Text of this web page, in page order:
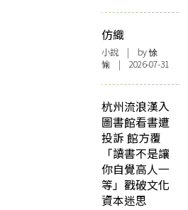
仿織
小說 | by 悇
愉 | 2026-07-31
杭州流浪漢入
圖書館看書遭
投訴 館方覆
「讀書不是讓
你自覺高人一
等」戳破文化
資本迷思